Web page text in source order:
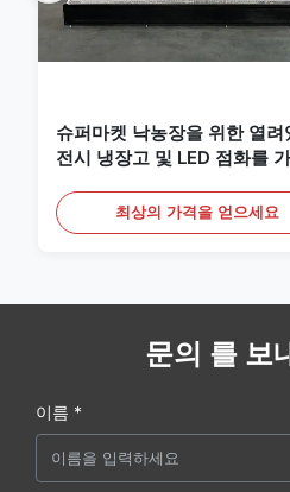
슈퍼마켓 낙농장을 위한 열려
전시 냉장고 및 LED 점화를
최상의 가격을 얻으세요
문의 를 보
이름 *